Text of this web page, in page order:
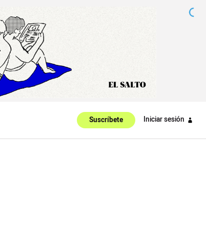
Suscríbete Iniciar sesión